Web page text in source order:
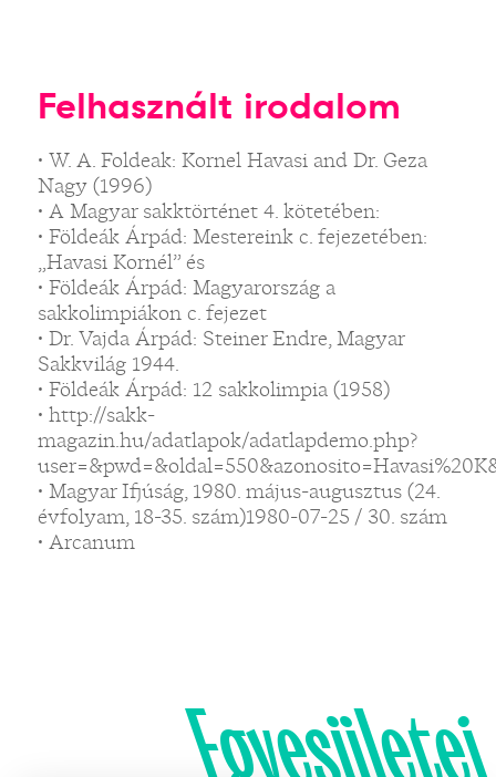
Felhasznált irodalom
• W. A. Foldeak: Kornel Havasi and Dr. Geza
Nagy (1996)
• A Magyar sakktörténet 4. kötetében:
• Földeák Árpád: Mestereink c. fejezetében:
„Havasi Kornél” és
• Földeák Árpád: Magyarország a
sakkolimpiákon c. fejezet
• Dr. Vajda Árpád: Steiner Endre, Magyar
Sakkvilág 1944.
• Földeák Árpád: 12 sakkolimpia (1958)
• http://sakk-
magazin.hu/adatlapok/adatlapdemo.php?
• Magyar Ifjúság, 1980. május-augusztus (24.
évfolyam, 18-35. szám)1980-07-25 / 30. szám
• Arcanum
Egyesületei